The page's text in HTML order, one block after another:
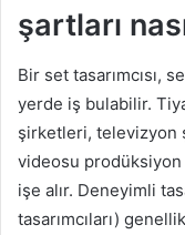
şartları
Bir set tasarımcısı,
yerde iş bulabilir.
şirketleri, televizyon
videosu prodüksiyon
işe alır. Deneyimli
tasarımcıları)